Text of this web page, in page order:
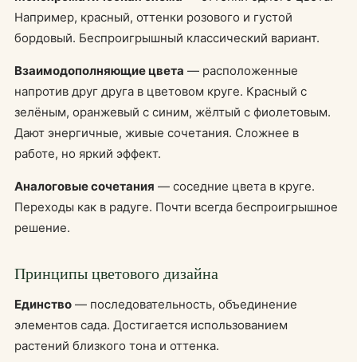
Например, красный, оттенки розового и густой
бордовый. Беспроигрышный классический вариант.
Взаимодополняющие цвета — расположенные
напротив друг друга в цветовом круге. Красный с
зелёным, оранжевый с синим, жёлтый с фиолетовым.
Дают энергичные, живые сочетания. Сложнее в
работе, но яркий эффект.
Аналоговые сочетания — соседние цвета в круге.
Переходы как в радуге. Почти всегда беспроигрышное
решение.
Принципы цветового дизайна
Единство — последовательность, объединение
элементов сада. Достигается использованием
растений близкого тона и оттенка.